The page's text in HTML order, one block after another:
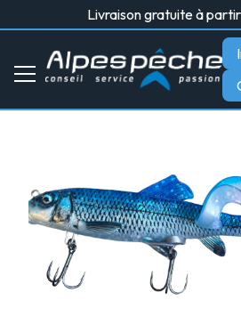
Livraison gratuite à